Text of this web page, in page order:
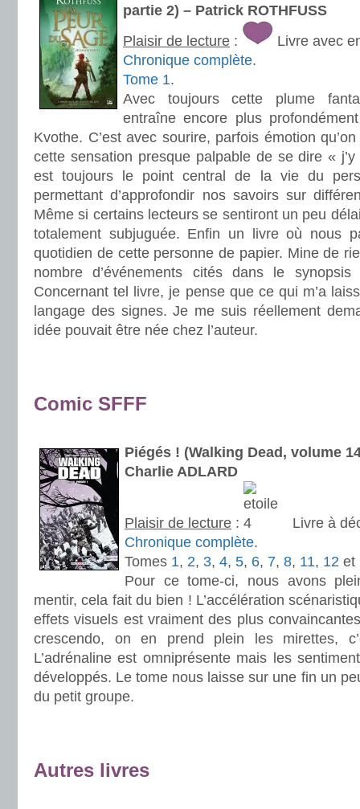
partie 2) – Patrick ROTHFUSS
Plaisir de lecture :
Livre avec
Chronique complète.
Tome 1.
Avec toujours cette plume
entraîne encore plus
Kvothe. C’est avec sourire, parfois émotion
cette sensation presque palpable de se dire « j’y
est toujours le point central de la vie du
permettant d’approfondir nos savoirs sur
Même si certains lecteurs se sentiront un peu
totalement subjuguée. Enfin un livre où nous
quotidien de cette personne de papier. Mine de
nombre d’événements cités dans le
Concernant tel livre, je pense que ce qui m’a
langage des signes. Je me suis réellement
idée pouvait être née chez l’auteur.
Comic SFFF
Piégés ! (Walking Dead, volume
Charlie ADLARD
Plaisir de lecture :
Livre à
Chronique complète.
Tomes 1, 2, 3, 4, 5, 6, 7, 8, 11, 12 et
Pour ce tome-ci, nous avons
mentir, cela fait du bien ! L’accélération
effets visuels est vraiment des plus
crescendo, on en prend plein les mirettes,
L’adrénaline est omniprésente mais les
développés. Le tome nous laisse sur une fin un
du petit groupe.
Autres livres